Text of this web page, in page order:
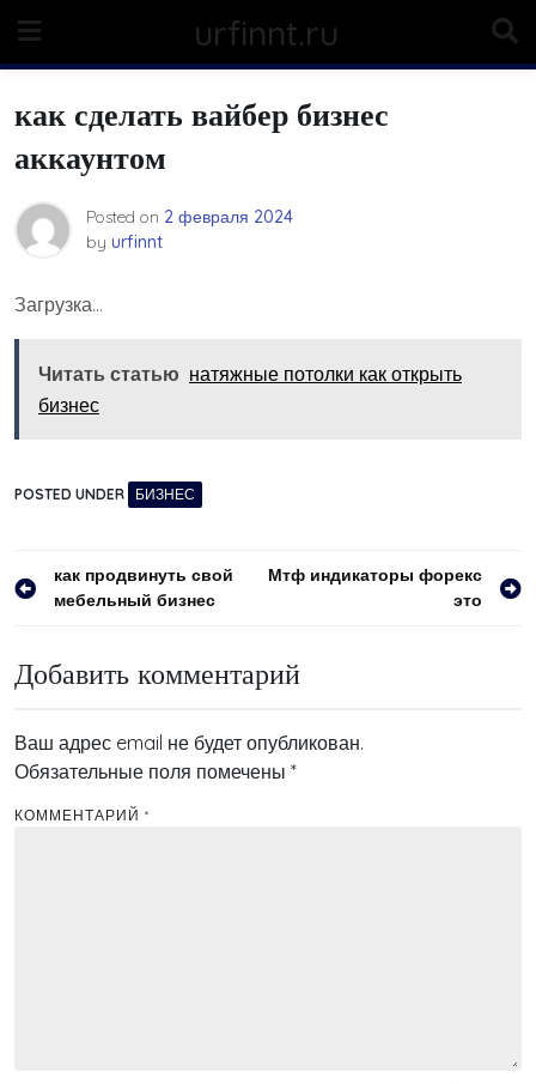
content
urfinnt.ru
как сделать вайбер бизнес
аккаунтом
Posted on 2 февраля 2024
by urfinnt
Загрузка…
Читать статью натяжные потолки как открыть
бизнес
POSTED UNDER БИЗНЕС
Навигация
как продвинуть свой
мебельный бизнес
Мтф индикаторы форекс
это
Добавить комментарий
Ваш адрес email не будет опубликован.
Обязательные поля помечены *
КОММЕНТАРИЙ *